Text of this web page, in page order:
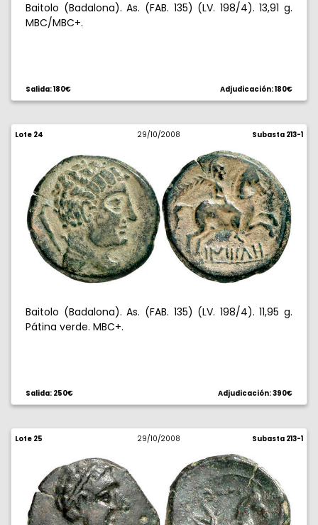
Baitolo (Badalona). As. (FAB. 135) (LV. 198/4). 13,91 g.
MBC/MBC+.
Salida: 180€ Adjudicación: 180€
Lote 24 29/10/2008 Subasta 213-1
Baitolo (Badalona). As. (FAB. 135) (LV. 198/4). 11,95 g.
Pátina verde. MBC+.
Salida: 250€ Adjudicación: 390€
Lote 25 29/10/2008 Subasta 213-1